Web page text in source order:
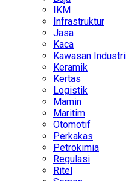
IKM
Infrastruktur
Jasa
Kaca
Kawasan Industri
Keramik
Kertas
Logistik
Mamin
Maritim
Otomotif
Perkakas
Petrokimia
Regulasi
Ritel